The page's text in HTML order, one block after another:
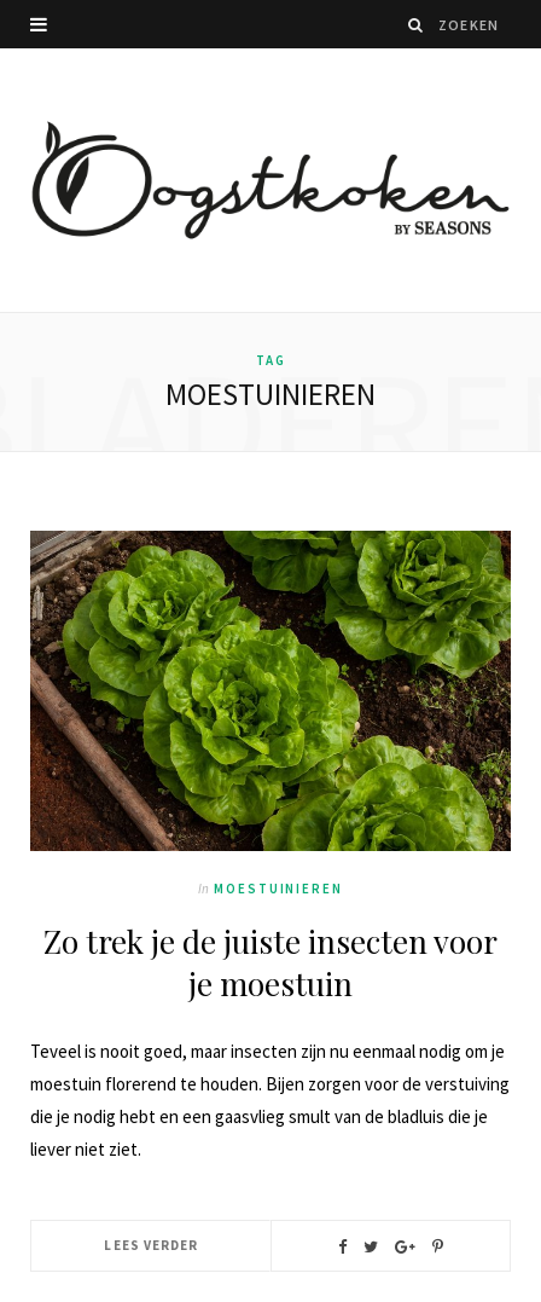
TAG
MOESTUINIEREN
In MOESTUINIEREN
Zo trek je de juiste insecten voor
je moestuin
Teveel is nooit goed, maar insecten zijn nu eenmaal nodig om je
moestuin florerend te houden. Bijen zorgen voor de verstuiving
die je nodig hebt en een gaasvlieg smult van de bladluis die je
liever niet ziet.
LEES VERDER